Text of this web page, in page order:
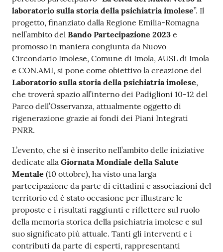
laboratorio sulla storia della psichiatria imolese”. Il
progetto, finanziato dalla Regione Emilia-Romagna
nell’ambito del Bando Partecipazione 2023 e
promosso in maniera congiunta da Nuovo
Circondario Imolese, Comune di Imola, AUSL di Imola
e CON.AMI, si pone come obiettivo la creazione del
Laboratorio sulla storia della psichiatria imolese,
che troverà spazio all’interno dei Padiglioni 10-12 del
Parco dell’Osservanza, attualmente oggetto di
rigenerazione grazie ai fondi dei Piani Integrati
PNRR.
L’evento, che si è inserito nell’ambito delle iniziative
dedicate alla Giornata Mondiale della Salute
Mentale (10 ottobre), ha visto una larga
partecipazione da parte di cittadini e associazioni del
territorio ed è stato occasione per illustrare le
proposte e i risultati raggiunti e riflettere sul ruolo
della memoria storica della psichiatria imolese e sul
suo significato più attuale. Tanti gli interventi e i
contributi da parte di esperti, rappresentanti